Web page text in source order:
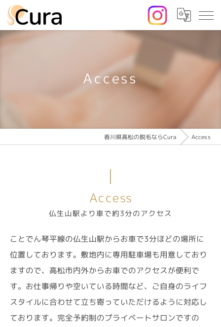
Access
香川県高松の脱毛ならCura Access
仏生山駅より車で約3分のアクセス
Access
ことでん琴平線の仏生山駅からお車で3分ほどの場所に
位置しております。敷地内に専用駐車場も用意しており
ますので、高松市内外からお車でのアクセスが便利で
す。お仕事帰りや空いている時間など、ご自身のライフ
スタイルに合わせて立ち寄っていただけるように対応し
ております。完全予約制のプライベートサロンですの